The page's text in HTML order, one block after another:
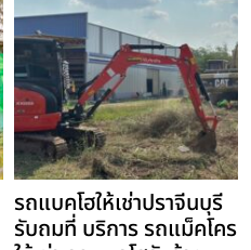
รถแบคโฮให้เช่าปราจีนบุรี
รับถมที่ บริการ รถแม็คโคร